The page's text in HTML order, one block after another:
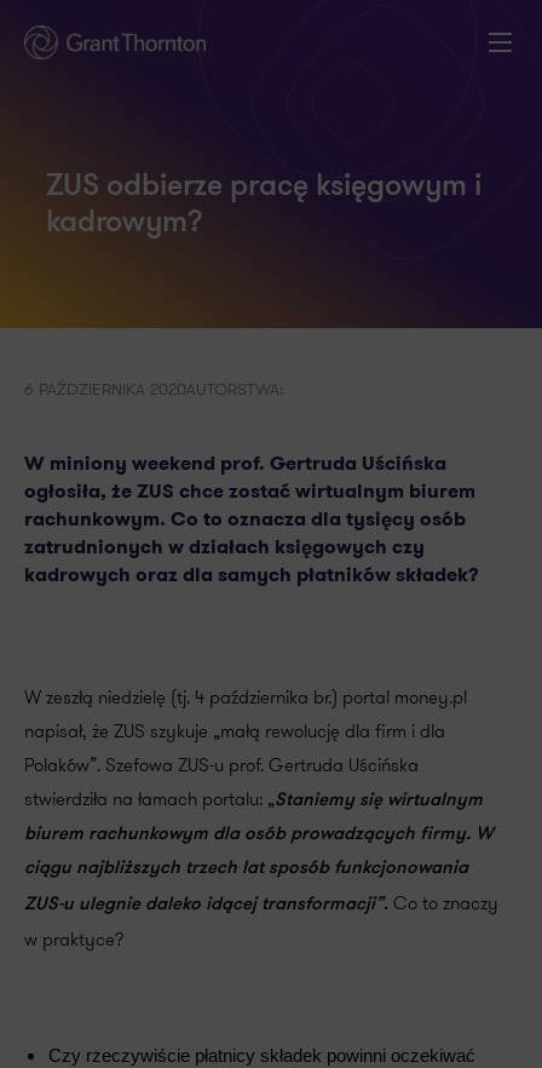
ZUS odbierze pracę księgowym i
kadrowym?
6 PAŹDZIERNIKA 2020AUTORSTWA:
W miniony weekend prof. Gertruda Uścińska
ogłosiła, że ZUS chce zostać wirtualnym biurem
rachunkowym. Co to oznacza dla tysięcy osób
zatrudnionych w działach księgowych czy
kadrowych oraz dla samych płatników składek?
W zeszłą niedzielę (tj. 4 października br.) portal money.pl
napisał, że ZUS szykuje „małą rewolucję dla firm i dla
Polaków”. Szefowa ZUS-u prof. Gertruda Uścińska
stwierdziła na łamach portalu: „Staniemy się wirtualnym
biurem rachunkowym dla osób prowadzących firmy. W
ciągu najbliższych trzech lat sposób funkcjonowania
ZUS-u ulegnie daleko idącej transformacji”. Co to znaczy
w praktyce?
Czy rzeczywiście płatnicy składek powinni oczekiwać